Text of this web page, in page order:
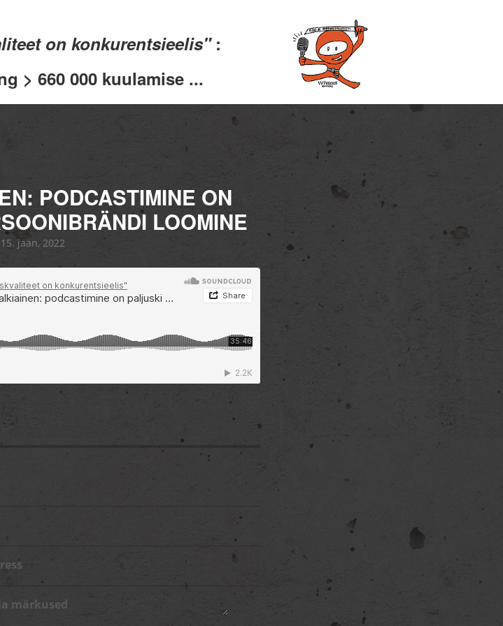
on konkurentsieelis" :
> 660 000 kuulamise ...
PODCASTIMINE ON
LOOMINE
15. jaan, 2022